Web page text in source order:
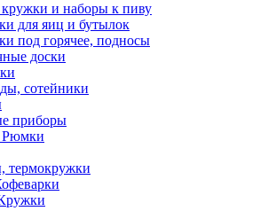
и наборы к пиву
для яиц и бутылок
под горячее, подносы
доски
сотейники
приборы
Рюмки
термокружки